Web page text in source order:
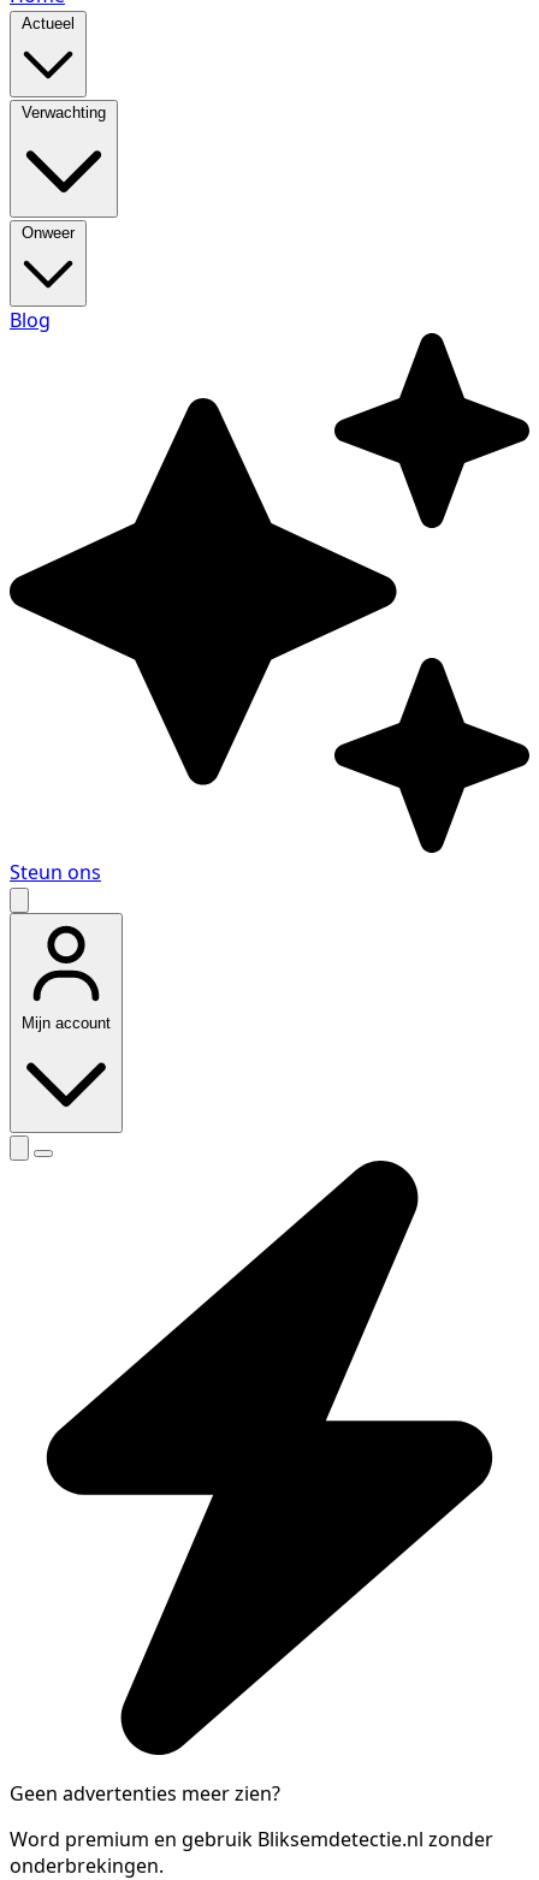
Actueel
Verwachting
Onweer
Blog
Steun ons
Mijn account
Geen advertenties meer zien?
Word premium en gebruik Bliksemdetectie.nl zonder
onderbrekingen.